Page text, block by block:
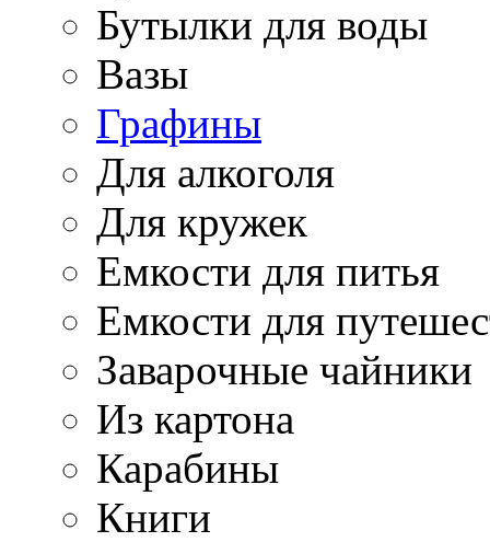
Бутылки для воды
Вазы
Графины
Для алкоголя
Для кружек
Емкости для питья
Емкости для
Заварочные чайники
Из картона
Карабины
Книги